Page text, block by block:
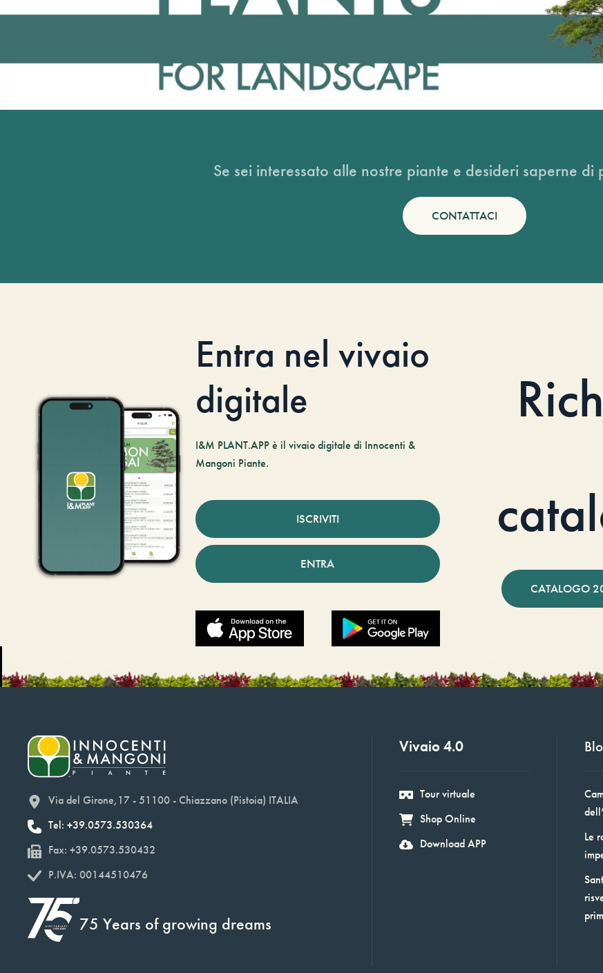
Se sei interessato alle nostre piante e desideri saperne di
CONTATTACI
Entra nel vivaio
digitale
I&M PLANT.APP è il vivaio digitale di Innocenti &
Mangoni Piante.
ISCRIVITI
ENTRA
CATALOGO
Via del Girone,17 - 51100 - Chiazzano (Pistoia) ITALIA
Tel: +39.0573.530364
Fax: +39.0573.530432
P.IVA: 00144510476
75 Years of growing dreams
Vivaio 4.0
Tour virtuale
Shop Online
Download APP
Le